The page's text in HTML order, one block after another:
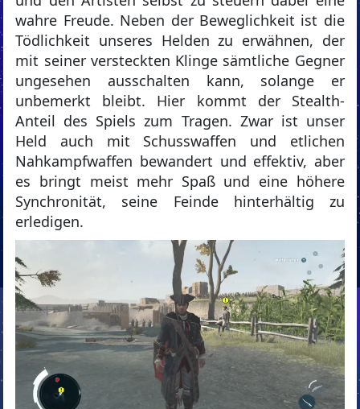
wahre Freude. Neben der Beweglichkeit ist die
Tödlichkeit unseres Helden zu erwähnen, der
mit seiner versteckten Klinge sämtliche Gegner
ungesehen ausschalten kann, solange er
unbemerkt bleibt. Hier kommt der Stealth-
Anteil des Spiels zum Tragen. Zwar ist unser
Held auch mit Schusswaffen und etlichen
Nahkampfwaffen bewandert und effektiv, aber
es bringt meist mehr Spaß und eine höhere
Synchronität, seine Feinde hinterhältig zu
erledigen.